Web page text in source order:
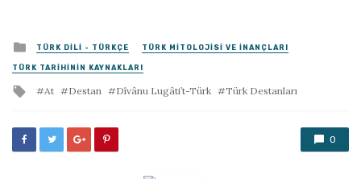
Posted
in
TÜRK DILI - TÜRKÇE TÜRK MITOLOJISI VE İNANÇLARI
TÜRK TARIHININ KAYNAKLARI
Tagged
At Destan Dîvânu Lugâti’t-Türk Türk Destanları
0